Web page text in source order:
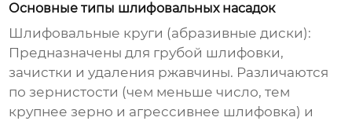
Основные типы шлифовальных насадок
Шлифовальные круги (абразивные диски):
Предназначены для грубой шлифовки,
зачистки и удаления ржавчины. Различаются
по зернистости (чем меньше число, тем
крупнее зерно и агрессивнее шлифовка) и